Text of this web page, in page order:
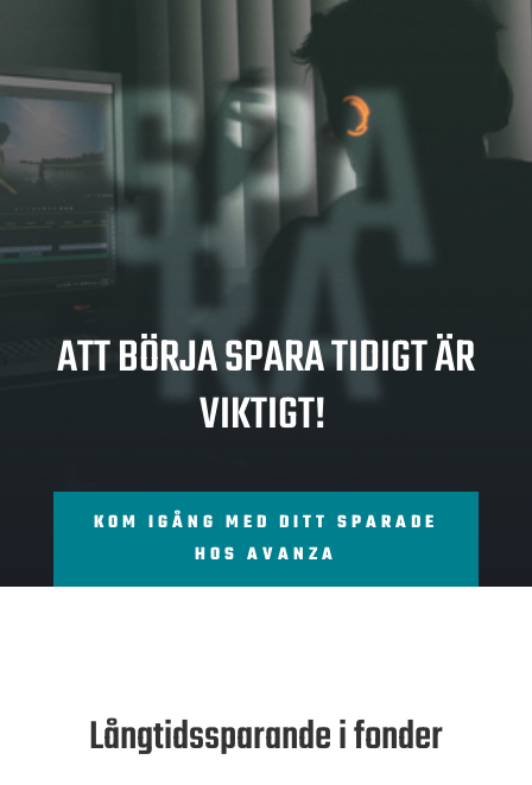
SPA
RA
ATT BÖRJA SPARA TIDIGT ÄR
VIKTIGT!
KOM IGÅNG MED DITT SPARADE
HOS AVANZA
Långtidssparande i fonder